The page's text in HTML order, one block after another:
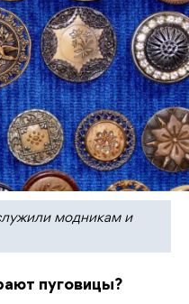
модникам и
пуговицы?